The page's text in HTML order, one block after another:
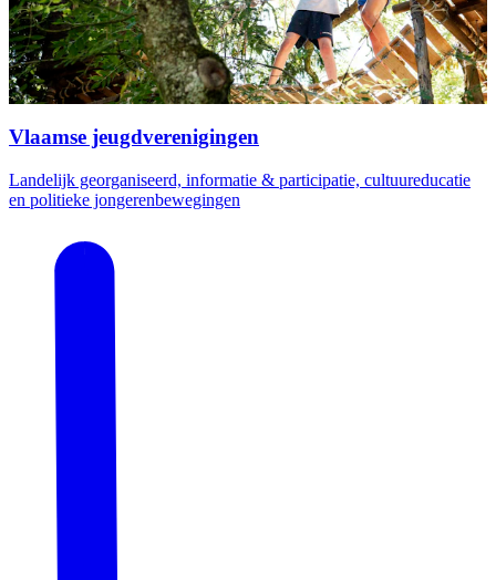
Vlaamse jeugdverenigingen
Landelijk georganiseerd, informatie & participatie, cultuureducatie
en politieke jongerenbewegingen